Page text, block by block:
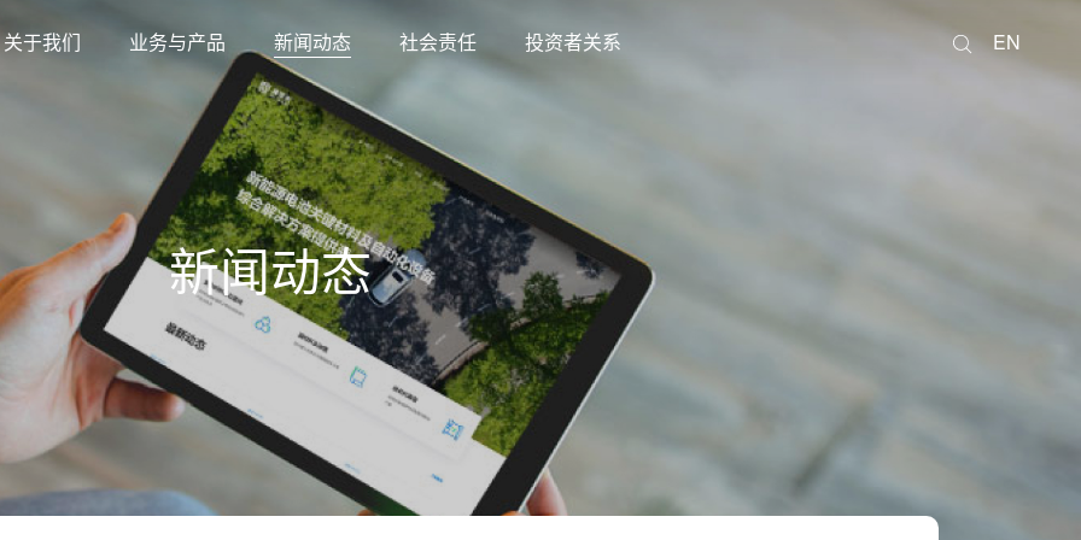
关于我们 业务与产品 新闻动态 社会责任 投资者关系 EN
新闻动态